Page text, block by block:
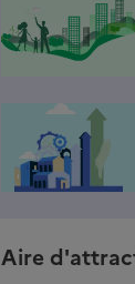
Aire